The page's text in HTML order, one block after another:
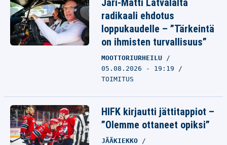
Jari-Matti Latvalalta
radikaali ehdotus
loppukaudelle – ”Tärkeintä
on ihmisten turvallisuus”
MOOTTORIURHEILU
05.08.2026 - 19:19
TOIMITUS
HIFK kirjautti jättitappiot –
”Olemme ottaneet opiksi”
JÄÄKIEKKO